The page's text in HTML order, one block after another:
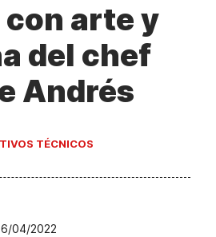
con arte y
del chef
Andrés
TÉCNICOS
04/2022